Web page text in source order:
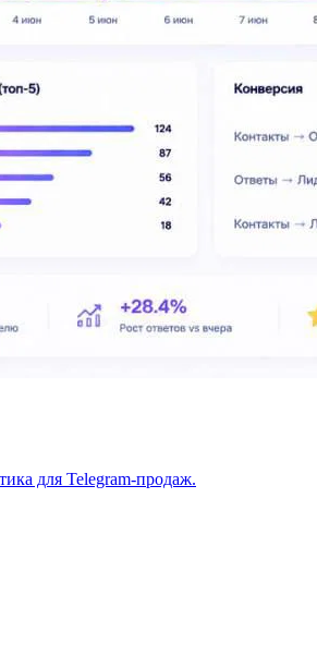
для Telegram‑продаж.